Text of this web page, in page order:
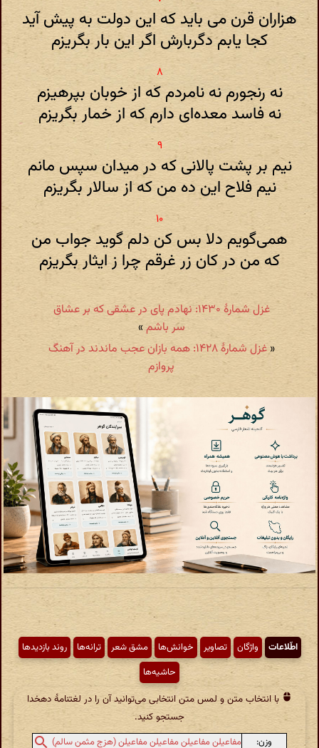
هزاران قرن می باید که این دولت به پیش آید
کجا یابم دگربارش اگر این بار بگریزم
نه رنجورم نه نامردم که از خوبان بپرهیزم
نه فاسد معده‌ای دارم که از خمار بگریزم
نیم بر پشت پالانی که در میدان سپس مانم
نیم فلاح این ده من که از سالار بگریزم
همی‌گویم دلا بس کن دلم گوید جواب من
که من در کان زر غرقم چرا ز ایثار بگریزم
غزل شمارهٔ ۱۴۳۰: نهادم پای در عشقی که بر عشاق
سر باشم»
«
غزل شمارهٔ ۱۴۲۸: همه بازان عجب ماندند در آهنگ
پروازم
اطّلاعات واژگان تصاویر خوانش‌ها مشق شعر ترانه‌ها
روند بازدیدها
حاشیه‌ها
با انتخاب متن و لمس متن انتخابی می‌توانید آن را در لغتنامهٔ دهخدا
جستجو کنید.
وزن:
مفاعیلن مفاعیلن مفاعیلن مفاعیلن (هزج مثمن سالم)